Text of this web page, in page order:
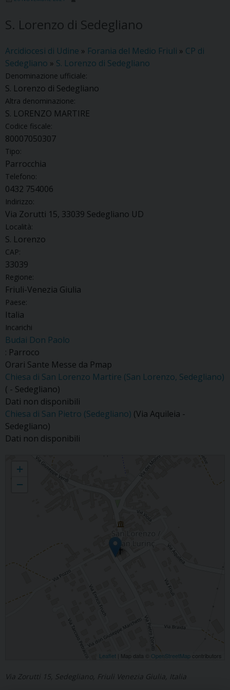
S. Lorenzo di Sedegliano
Arcidiocesi di Udine » Forania del Medio Friuli » CP di
Sedegliano » S. Lorenzo di Sedegliano
Denominazione ufficiale:
S. Lorenzo di Sedegliano
Altra denominazione:
S. LORENZO MARTIRE
Codice fiscale:
80007050307
Tipo:
Parrocchia
Telefono:
0432 754006
Indirizzo:
Via Zorutti 15, 33039 Sedegliano UD
Località:
S. Lorenzo
CAP:
33039
Regione:
Friuli-Venezia Giulia
Paese:
Italia
Incarichi
Budai Don Paolo
: Parroco
Orari Sante Messe da Pmap
Chiesa di San Lorenzo Martire (San Lorenzo, Sedegliano)
( - Sedegliano)
Dati non disponibili
Chiesa di San Pietro (Sedegliano) (Via Aquileia -
Sedegliano)
Dati non disponibili
S. Lorenzo di Sedegliano
+
−
Leaflet | Map data © OpenStreetMap contributors
Via Zorutti 15, Sedegliano, Friuli Venezia Giulia, Italia